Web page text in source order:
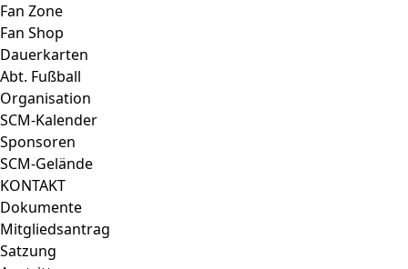
Fan Zone
Fan Shop
Dauerkarten
Abt. Fußball
Organisation
SCM-Kalender
Sponsoren
SCM-Gelände
KONTAKT
Dokumente
Mitgliedsantrag
Satzung